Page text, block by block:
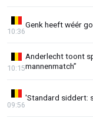
Genk heeft wéér
10:36
Anderlecht toont
mannenmatch”
10:15
'Standard siddert:
09:56